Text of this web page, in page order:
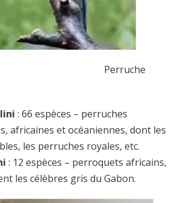
: 66 espèces – perruches
africaines et océaniennes, dont les
les perruches royales, etc.
: 12 espèces – perroquets africains,
les célèbres gris du Gabon.